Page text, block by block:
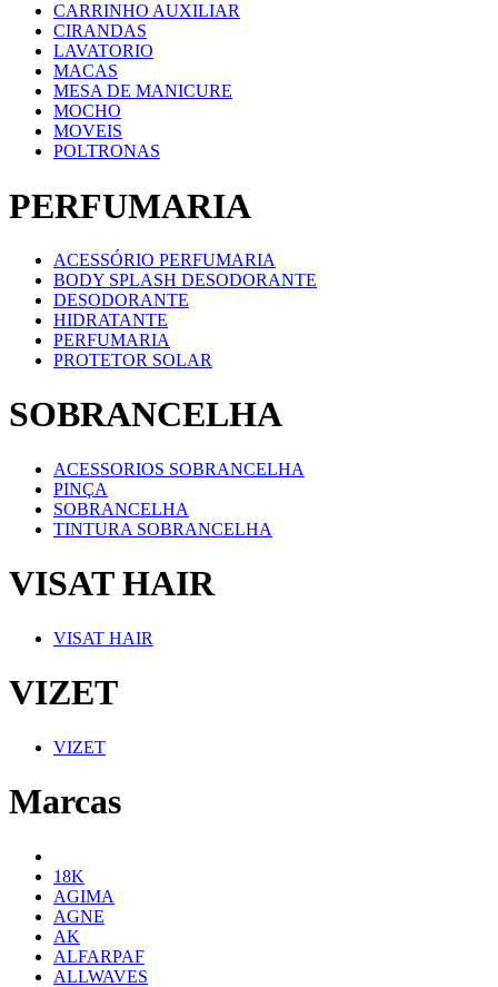
CARRINHO AUXILIAR
CIRANDAS
LAVATORIO
MACAS
MESA DE MANICURE
MOCHO
MOVEIS
POLTRONAS
PERFUMARIA
ACESSÓRIO PERFUMARIA
BODY SPLASH DESODORANTE
DESODORANTE
HIDRATANTE
PERFUMARIA
PROTETOR SOLAR
SOBRANCELHA
ACESSORIOS SOBRANCELHA
PINÇA
SOBRANCELHA
TINTURA SOBRANCELHA
VISAT HAIR
VISAT HAIR
VIZET
VIZET
Marcas
18K
AGIMA
AGNE
AK
ALFARPAF
ALLWAVES